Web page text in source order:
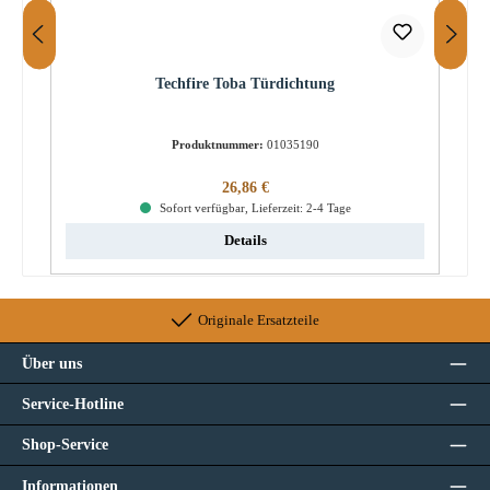
Techfire Toba Türdichtung
Produktnummer: 01035190
Regulärer Preis:
26,86 €
Sofort verfügbar, Lieferzeit: 2-4 Tage
Details
Originale Ersatzteile
Über uns
Service-Hotline
Shop-Service
Informationen